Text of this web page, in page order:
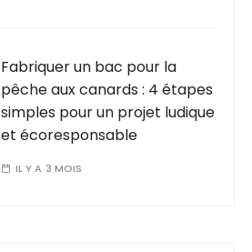
Fabriquer un bac pour la
pêche aux canards : 4 étapes
simples pour un projet ludique
et écoresponsable
IL Y A 3 MOIS